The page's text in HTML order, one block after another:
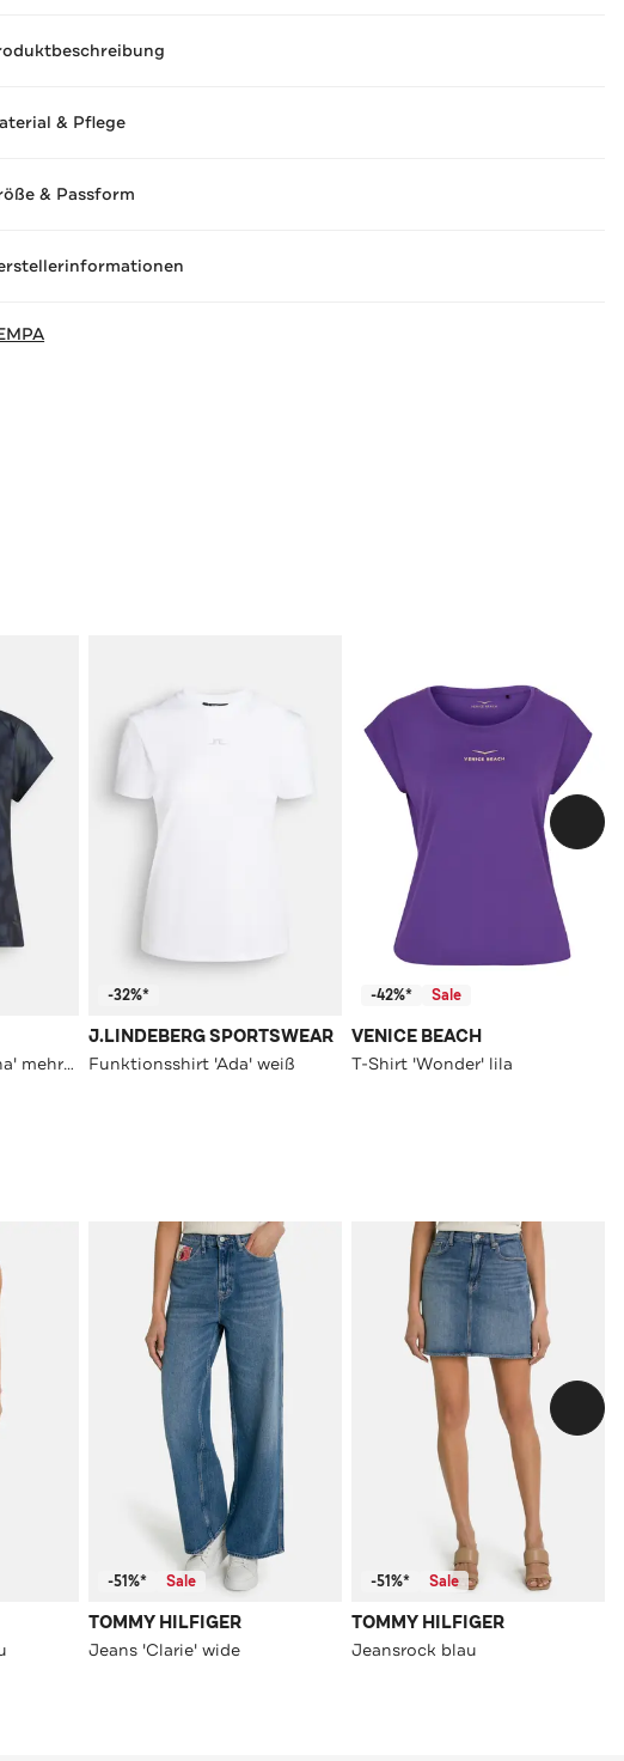
& Pflege
& Passform
Funktionsshirt 'Brenna' mehrfarbig
-32%*
J.LINDEBERG SPORTSWEAR
Funktionsshirt 'Ada' weiß
-42%* Sale
VENICE BEACH
T-Shirt 'Wonder' lila
-51%* Sale
TOMMY HILFIGER
Jeans 'Clarie' wide
-51%* Sale
TOMMY HILFIGER
Jeansrock blau